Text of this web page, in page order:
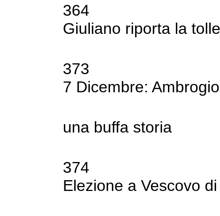
364
Giuliano riporta la
373
7 Dicembre:
una buffa storia
374
Elezione a Vescovo